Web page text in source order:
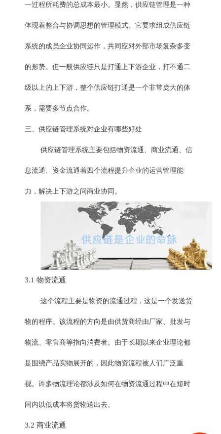
一过程所耗费的总成本最小。显然，供应链管理是一种
体现着整合与协调思想的管理模式。它要求组成供应链
系统的成员企业协同运作，共同应对外部市场复杂多变
的形势。但一般供应链只是打通上下游企业，打不通二
级以上的上下游，整个供应链打通是一个非常庞大的体
系，需要多节点合作。
三、供应链管理系统对企业有哪些好处
供应链管理系统主要包括物资流通、商业流通、信
息流通、资金流通着四个流程提升企业的运营管理能
力，解决上下游之间商业协同。
3.1 物资流通
这个流程主要是物资的流通过程，这是一个发送货
物的程序。该流程的方向是由供货商经由厂家、批发与
物流、零售商等指向消费者。由于长期以来企业理论都
是围绕产品实物展开的，因此物资流程被人们广泛重
视。许多物流理论都涉及如何在物资流通过程中在短时
间内以低成本将货物送出去。
3.2 商业流通